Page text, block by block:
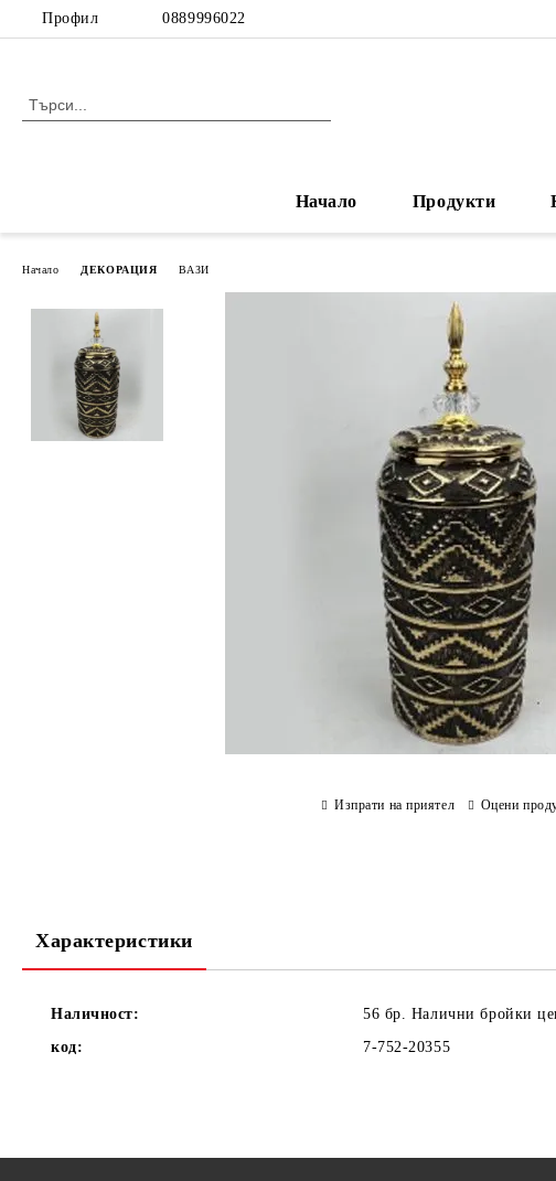
Профил 0889996022
Начало Продукти
Начало ДЕКОРАЦИЯ ВАЗИ
Изпрати на приятел Оцени
Характеристики
Наличност:
56 бр. Налични бройки
код:
7-752-20355